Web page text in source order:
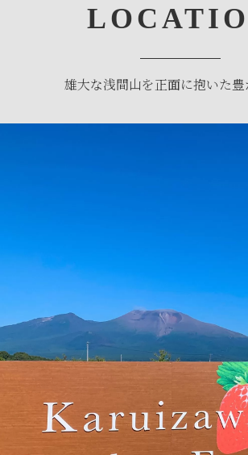
雄大な浅間山を正面に抱いた